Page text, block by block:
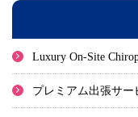
Luxury On-Site
プレミアム出張サー